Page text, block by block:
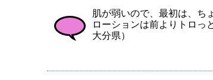
肌が弱いので、最初は、ち
ローションは前よりトロ
大分県）